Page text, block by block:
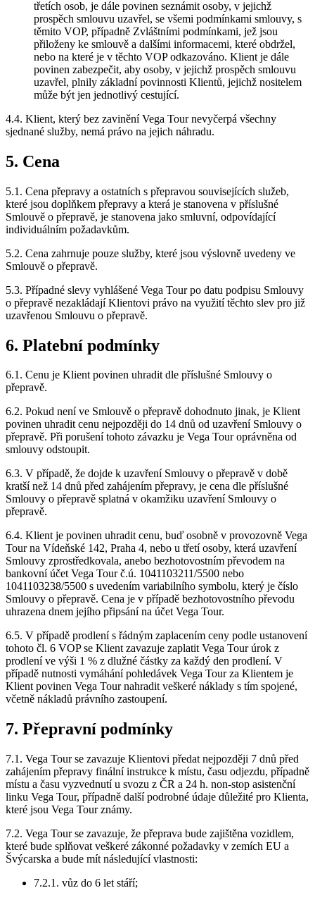
třetích osob, je dále povinen seznámit osoby, v jejichž
prospěch smlouvu uzavřel, se všemi podmínkami smlouvy, s
těmito VOP, případně Zvláštními podmínkami, jež jsou
přiloženy ke smlouvě a dalšími informacemi, které obdržel,
nebo na které je v těchto VOP odkazováno. Klient je dále
povinen zabezpečit, aby osoby, v jejichž prospěch smlouvu
uzavřel, plnily základní povinnosti Klientů, jejichž nositelem
může být jen jednotlivý cestující.
4.4. Klient, který bez zavinění Vega Tour nevyčerpá všechny
sjednané služby, nemá právo na jejich náhradu.
5. Cena
5.1. Cena přepravy a ostatních s přepravou souvisejících služeb,
které jsou doplňkem přepravy a která je stanovena v příslušné
Smlouvě o přepravě, je stanovena jako smluvní, odpovídající
individuálním požadavkům.
5.2. Cena zahrnuje pouze služby, které jsou výslovně uvedeny ve
Smlouvě o přepravě.
5.3. Případné slevy vyhlášené Vega Tour po datu podpisu Smlouvy
o přepravě nezakládají Klientovi právo na využití těchto slev pro již
uzavřenou Smlouvu o přepravě.
6. Platební podmínky
6.1. Cenu je Klient povinen uhradit dle příslušné Smlouvy o
přepravě.
6.2. Pokud není ve Smlouvě o přepravě dohodnuto jinak, je Klient
povinen uhradit cenu nejpozději do 14 dnů od uzavření Smlouvy o
přepravě. Při porušení tohoto závazku je Vega Tour oprávněna od
smlouvy odstoupit.
6.3. V případě, že dojde k uzavření Smlouvy o přepravě v době
kratší než 14 dnů před zahájením přepravy, je cena dle příslušné
Smlouvy o přepravě splatná v okamžiku uzavření Smlouvy o
přepravě.
6.4. Klient je povinen uhradit cenu, buď osobně v provozovně Vega
Tour na Vídeňské 142, Praha 4, nebo u třetí osoby, která uzavření
Smlouvy zprostředkovala, anebo bezhotovostním převodem na
bankovní účet Vega Tour č.ú. 1041103211/5500 nebo
1041103238/5500 s uvedením variabilního symbolu, který je číslo
Smlouvy o přepravě. Cena je v případě bezhotovostního převodu
uhrazena dnem jejího připsání na účet Vega Tour.
6.5. V případě prodlení s řádným zaplacením ceny podle ustanovení
tohoto čl. 6 VOP se Klient zavazuje zaplatit Vega Tour úrok z
prodlení ve výši 1 % z dlužné částky za každý den prodlení. V
případě nutnosti vymáhání pohledávek Vega Tour za Klientem je
Klient povinen Vega Tour nahradit veškeré náklady s tím spojené,
včetně nákladů právního zastoupení.
7. Přepravní podmínky
7.1. Vega Tour se zavazuje Klientovi předat nejpozději 7 dnů před
zahájením přepravy finální instrukce k místu, času odjezdu, případně
místu a času vyzvednutí u svozu z ČR a 24 h. non-stop asistenční
linku Vega Tour, případně další podrobné údaje důležité pro Klienta,
které jsou Vega Tour známy.
7.2. Vega Tour se zavazuje, že přeprava bude zajištěna vozidlem,
které bude splňovat veškeré zákonné požadavky v zemích EU a
Švýcarska a bude mít následující vlastnosti:
7.2.1. vůz do 6 let stáří;